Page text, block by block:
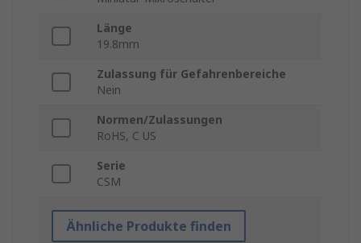
Länge
19.8mm
Zulassung für Gefahrenbereiche
Nein
Normen/Zulassungen
RoHS, C US
Serie
CSM
Ähnliche Produkte finden